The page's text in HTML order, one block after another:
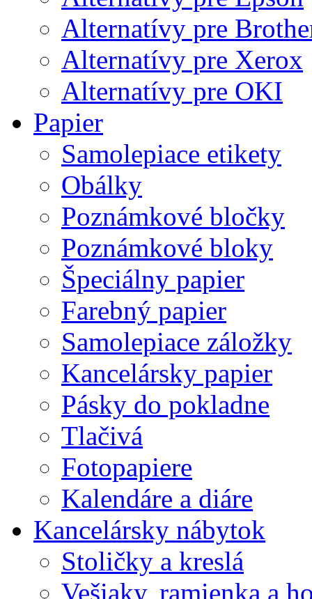
Alternatívy pre
Alternatívy pre Xerox
Alternatívy pre OKI
Papier
Samolepiace etikety
Obálky
Poznámkové bločky
Poznámkové bloky
Špeciálny papier
Farebný papier
Samolepiace záložky
Kancelársky papier
Pásky do pokladne
Tlačivá
Fotopapiere
Kalendáre a diáre
Kancelársky nábytok
Stoličky a kreslá
Vešiaky, ramienka a